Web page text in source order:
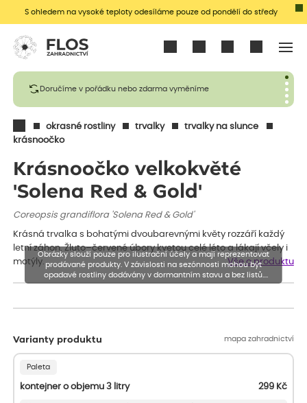
S ohledem na vysoké teploty odesíláme pouze od pondělí do středy
Doručíme v pořádku nebo zdarma vyměníme
okrasné rostliny trvalky
trvalky na slunce
krásnoočko
Krásnoočko velkokvěté
'Solena Red & Gold'
Coreopsis grandiflora 'Solena Red & Gold'
Krásná trvalka s bohatými dvoubarevnými květy rozzáří každý
letní záhon. Žluto–červené úbory kvetou celé léto a lákají včely i
motýly.
Vše o produktu
Varianty produktu mapa zahradnictví
Paleta
kontejner o objemu 3 litry 299 Kč
Obrázky slouží pouze pro ilustrační účely a mají reprezentovat
prodávané produkty. V závislosti na sezónnosti mohou být
opadavé rostliny dodávány v dormantním stavu a bez listů.
Rostliny mohou být také sestřiženy níže, než je uvedená výška,